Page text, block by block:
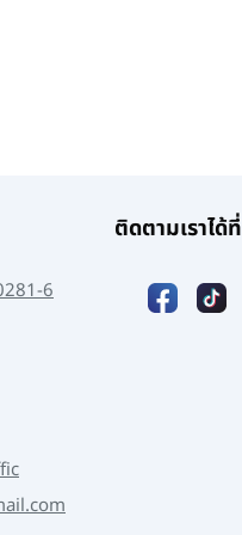
6
ติดตามเราได้ที่